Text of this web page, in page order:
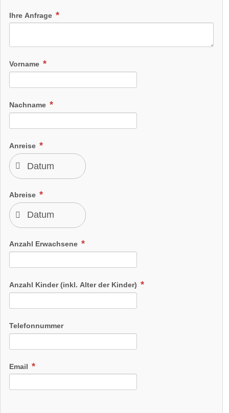
Ihre Anfrage
Vorname
Nachname
Anreise
Abreise
Anzahl Erwachsene
Anzahl Kinder (inkl. Alter der Kinder)
Telefonnummer
Email